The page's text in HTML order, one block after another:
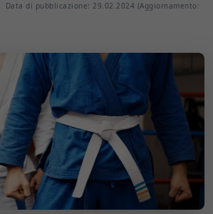
Data di pubblicazione: 29.02.2024 (Aggiornamento: